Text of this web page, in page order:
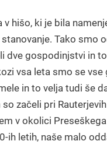
v hišo, ki je bila
Tako smo
dve gospodinjstvi in
vsa leta smo se vse
in to velja tudi še
začeli pri
v okolici
ih letih, naše malo